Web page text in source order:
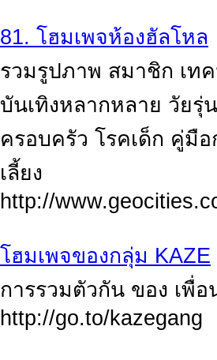
81. โฮมเพจห้องฮัลโหล
รวมรูปภาพ สมาชิก เท
บันเทิงหลากหลาย วัย
ครอบครัว โรคเด็ก คู่มื
เลี้ยง
http://
โฮมเพจของกลุ่ม KAZE
การรวมตัวกัน ของ เพื่
http://go.to/kazegang